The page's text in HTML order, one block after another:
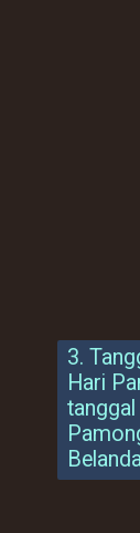
3.
Hari